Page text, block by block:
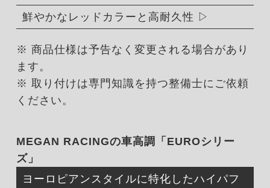
鮮やかなレッドカラーと高耐久性
※ 商品仕様は予告なく変更される場合があり
ます。
※ 取り付けは専門知識を持つ整備士にご依頼
ください。
MEGAN RACINGの車高調「EUROシリー
ズ」
ヨーロピアンスタイルに特化したハイパフ